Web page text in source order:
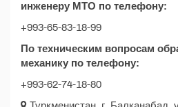
инженеру МТО по телефону:
+993-65-83-18-99
По техническим вопросам
механику по телефону:
+993-62-74-18-80